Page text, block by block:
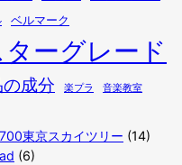
ベルマーク
ーグレード
成分 楽プラ 音楽教室
東京スカイツリー (14)
(6)